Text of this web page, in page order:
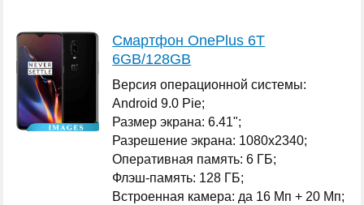
Смартфон OnePlus 6T
6GB/128GB
Версия операционной системы:
Android 9.0 Pie;
Размер экрана: 6.41";
Разрешение экрана: 1080x2340;
Оперативная память: 6 ГБ;
Флэш-память: 128 ГБ;
Встроенная камера: да 16 Мп + 20 Мп;